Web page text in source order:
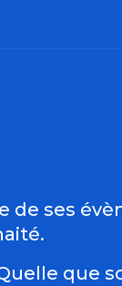
de ses
que